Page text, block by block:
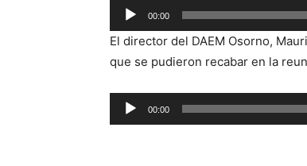
Reproductor
de
audio
00:00
El director del DAEM Osorno,
que se pudieron recabar en la
Reproductor
de
00:00